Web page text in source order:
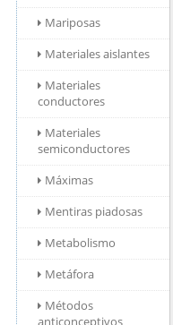
Mariposas
Materiales aislantes
Materiales
conductores
Materiales
semiconductores
Máximas
Mentiras piadosas
Metabolismo
Metáfora
Métodos
anticonceptivos